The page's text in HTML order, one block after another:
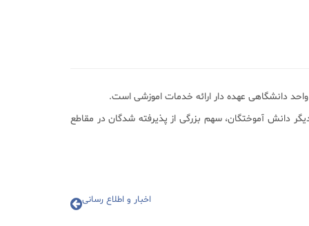
دانش آموختگان، سهم بزرگی از پذیرفته شدگان در مقاطع
اخبار و اطلاع رسانی